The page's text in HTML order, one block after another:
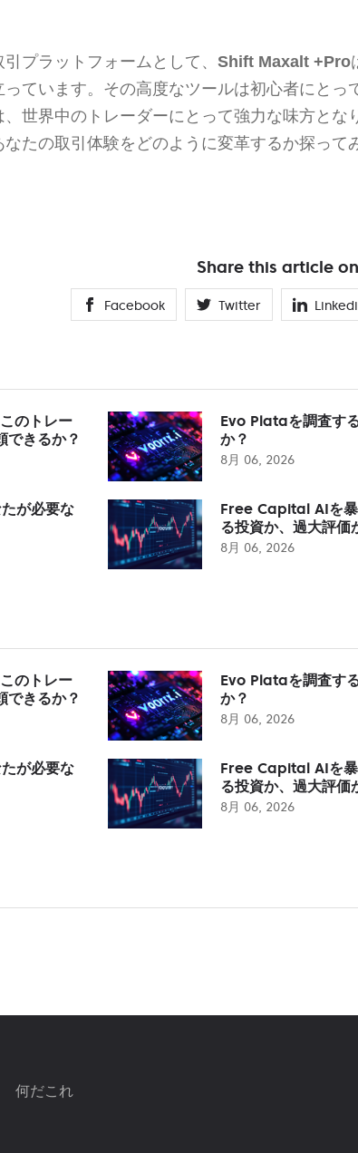
プラットフォームとして、 Shift Maxalt +Pro
っています。その高度なツールは初心者にとっ
、世界中のトレーダーにとって強力な味方とな
たの取引体験をどのように変革するか探って
Share this article
Facebook Twitter
のトレー
できるか？
Evo Plataを調査す
か？
8月 06, 2026
が必要な
Free Capital AIを暴
る投資か、過大評価
8月 06, 2026
のトレー
できるか？
Evo Plataを調査す
か？
8月 06, 2026
が必要な
Free Capital AIを暴
る投資か、過大評価
8月 06, 2026
何だこれ